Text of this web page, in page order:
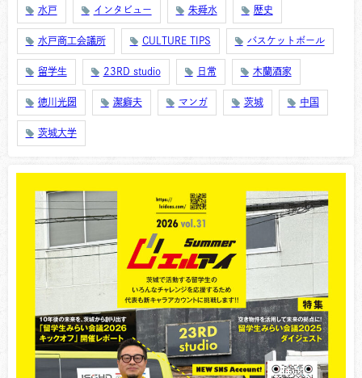
水戸 インタビュー 朱舜水 歴史
水戸商工会議所 CULTURE TIPS バスケットボール
留学生 23RD studio 日常 木蘭酒家
徳川光圀 潔癖夫 マンガ 茨城 中国
茨城大学